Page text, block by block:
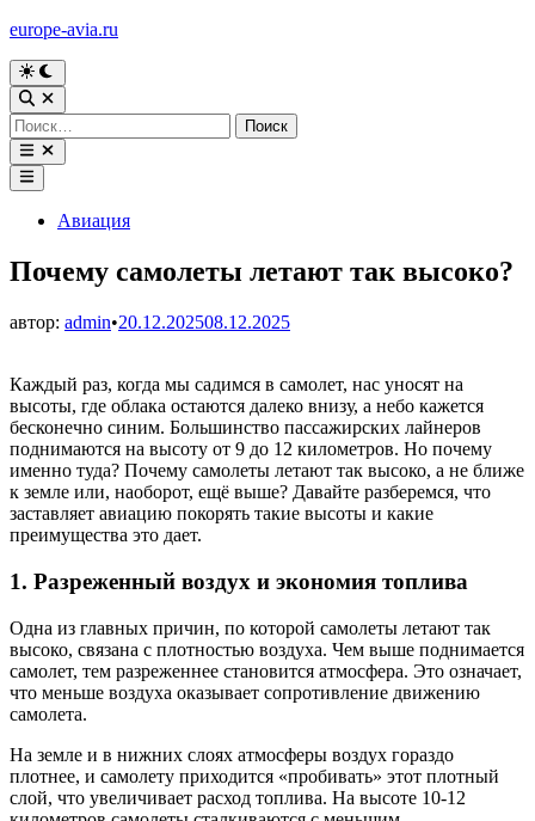
Перейти
содержимому
europe-avia.ru
Переключить
на
тёмный
режим
Открыть
поиск
Найти:
Открыть
меню
Главное
меню
Опубликовано
Авиация
Почему самолеты летают так высоко?
автор: admin•20.12.202508.12.2025
Каждый раз, когда мы садимся в самолет, нас уносят на
высоты, где облака остаются далеко внизу, а небо кажется
бесконечно синим. Большинство пассажирских лайнеров
поднимаются на высоту от 9 до 12 километров. Но почему
именно туда? Почему самолеты летают так высоко, а не ближе
к земле или, наоборот, ещё выше? Давайте разберемся, что
заставляет авиацию покорять такие высоты и какие
преимущества это дает.
1. Разреженный воздух и экономия топлива
Одна из главных причин, по которой самолеты летают так
высоко, связана с плотностью воздуха. Чем выше поднимается
самолет, тем разреженнее становится атмосфера. Это означает,
что меньше воздуха оказывает сопротивление движению
самолета.
На земле и в нижних слоях атмосферы воздух гораздо
плотнее, и самолету приходится «пробивать» этот плотный
слой, что увеличивает расход топлива. На высоте 10-12